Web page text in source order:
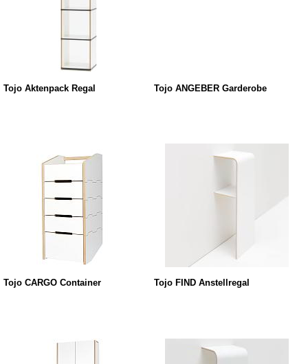
Tojo Aktenpack Regal Tojo ANGEBER Garderobe
Tojo CARGO Container Tojo FIND Anstellregal